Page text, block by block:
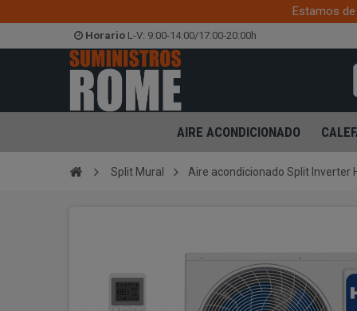
Estamos
Horario L-V: 9:00-14:00/17:00-20:00h
AIRE ACONDICIONADO
Split Mural Aire acondicionado Split Inverter